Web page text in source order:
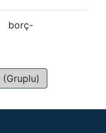
borç-
(Gruplu)